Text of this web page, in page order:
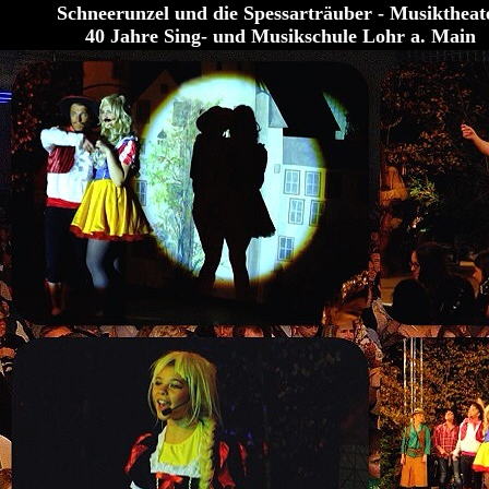
Schneerunzel und die Spessarträuber -
40 Jahre Sing- und Musikschule Lohr a. Main